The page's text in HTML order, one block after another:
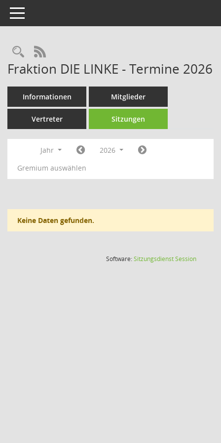
Toggle navigation
Rechercheauswahl
RSS-Feed
Fraktion DIE LINKE - Termine 2026
Informationen Mitglieder
Vertreter Sitzungen
Jahr
2026
Gremium auswählen
Keine Daten gefunden.
Software:SitzungsdienstSession(Wird in